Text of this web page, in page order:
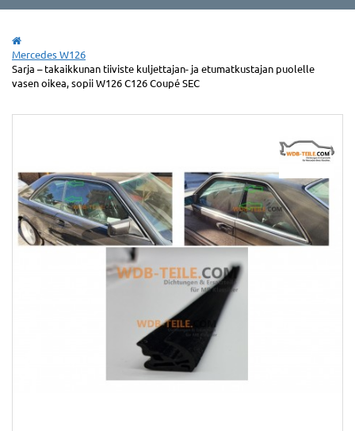
Mercedes W126
Sarja – takaikkunan tiiviste kuljettajan- ja etumatkustajan puolelle
vasen oikea, sopii W126 C126 Coupé SEC